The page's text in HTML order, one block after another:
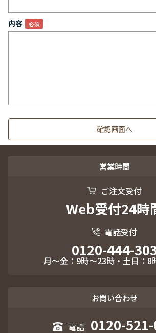
内容
営業時間
ご注文受付
Web受付24時
電話受付
0120-444-
月～金：9時～23時・土日：8
お問い合わせ
0120-